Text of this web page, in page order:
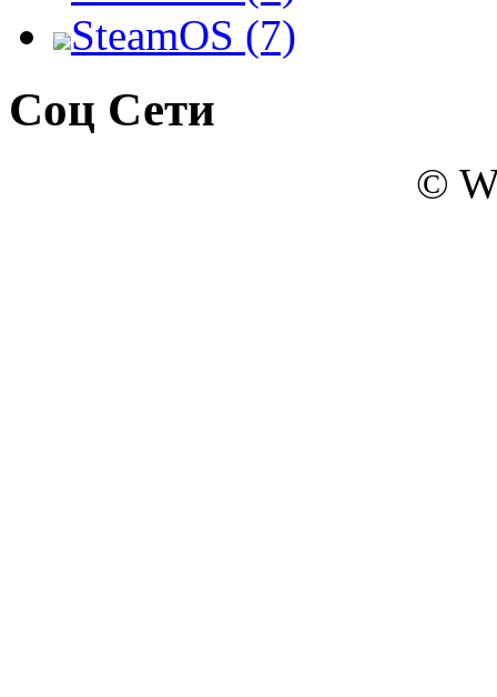
SteamOS (7)
Соц Сети
©